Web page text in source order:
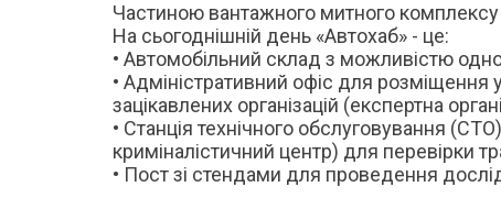
Частиною вантажного митного
На сьогоднішній день «Автохаб» - це:
• Автомобільний склад з можливістю
• Адміністративний офіс для
зацікавлених організацій (експертна
• Станція технічного обслуговування
криміналістичний центр) для перевірки
• Пост зі стендами для проведення